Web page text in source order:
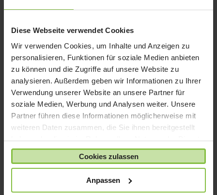
Diese Webseite verwendet Cookies
Wir verwenden Cookies, um Inhalte und Anzeigen zu
personalisieren, Funktionen für soziale Medien anbieten
zu können und die Zugriffe auf unsere Website zu
analysieren. Außerdem geben wir Informationen zu Ihrer
Verwendung unserer Website an unsere Partner für
soziale Medien, Werbung und Analysen weiter. Unsere
Partner führen diese Informationen möglicherweise mit
weiteren Daten zusammen, die Sie ihnen bereitgestellt
haben oder die sie im Rahmen Ihrer Nutzung der Dienste
gesammelt haben.
Cookies zulassen
Anpassen
iPhone 8
iPhone SE
iPod nano
iPod shuffle
iPod touch
Kabel & Adapter
Kopfhörer
LaCie Rugged
Lightning
Mac Pro